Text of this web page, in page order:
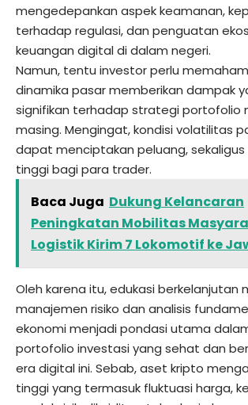
mengedepankan aspek keamanan,
terhadap regulasi, dan penguatan
keuangan digital di dalam negeri.
Namun, tentu investor perlu
dinamika pasar memberikan dampak
signifikan terhadap strategi portofolio
masing. Mengingat, kondisi volatilitas
dapat menciptakan peluang, sekaligus
tinggi bagi para trader.
Baca Juga Dukung Kelancaran
Peningkatan Mobilitas
Logistik Kirim 7 Lokomotif ke
Oleh karena itu, edukasi berkelanjutan
manajemen risiko dan analisis
ekonomi menjadi pondasi utama
portofolio investasi yang sehat dan
era digital ini. Sebab, aset kripto
tinggi yang termasuk fluktuasi harga,